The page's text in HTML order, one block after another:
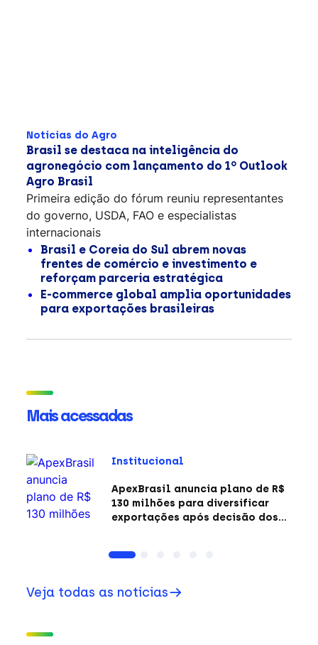
Notícias do Agro
Brasil se destaca na inteligência do
agronegócio com lançamento do 1º Outlook
Agro Brasil
Primeira edição do fórum reuniu representantes
do governo, USDA, FAO e especialistas
internacionais
Brasil e Coreia do Sul abrem novas
frentes de comércio e investimento e
reforçam parceria estratégica
E-commerce global amplia oportunidades
para exportações brasileiras
Mais acessadas
Institucional
ApexBrasil anuncia plano de R$
130 milhões para diversificar
exportações após decisão dos
Veja todas as notícias